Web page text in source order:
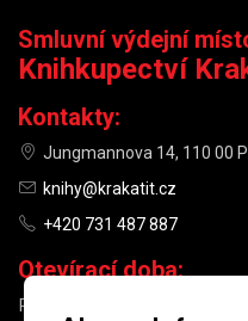
Smluvní výdejní
Knihkupectví
Kontakty:
Jungmannova 14, 110 00
knihy@krakatit.cz
+420 731 487 887
Otevírací doba:
PO–PÁ